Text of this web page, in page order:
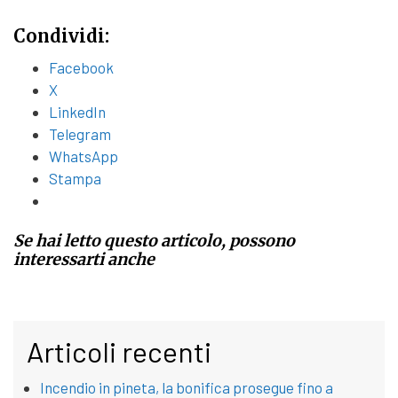
Condividi:
Facebook
X
LinkedIn
Telegram
WhatsApp
Stampa
Se hai letto questo articolo, possono
interessarti anche
Articoli recenti
Incendio in pineta, la bonifica prosegue fino a